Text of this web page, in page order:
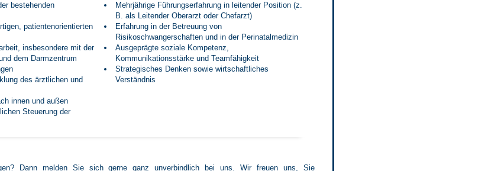
bestehenden
patientenorientierten
insbesondere mit der
dem Darmzentrum
des ärztlichen und
innen und außen
Steuerung der
Mehrjährige Führungserfahrung in leitender Position (z.
B. als Leitender Oberarzt oder Chefarzt)
Erfahrung in der Betreuung von
Risikoschwangerschaften und in der Perinatalmedizin
Ausgeprägte soziale Kompetenz,
Kommunikationsstärke und Teamfähigkeit
Strategisches Denken sowie wirtschaftliches
Verständnis
Dann melden Sie sich gerne ganz unverbindlich bei uns. Wir freuen uns, Sie